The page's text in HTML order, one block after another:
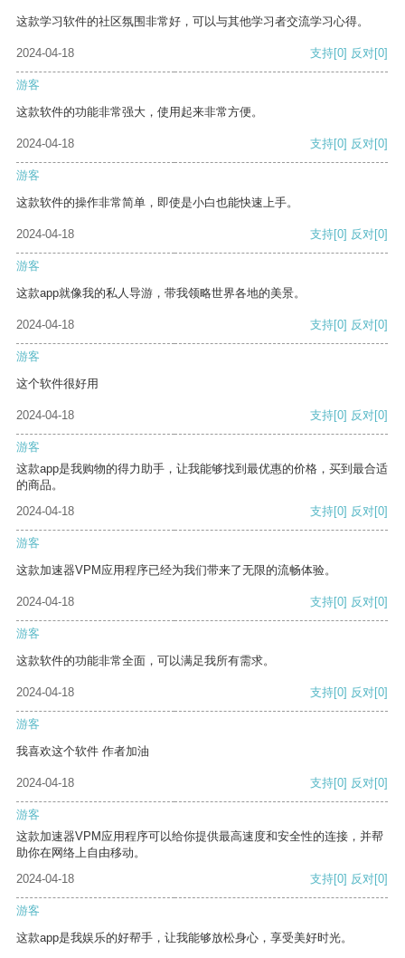
这款学习软件的社区氛围非常好，可以与其他学习者交流学习心得。
2024-04-18 支持[0] 反对[0]
游客
这款软件的功能非常强大，使用起来非常方便。
2024-04-18 支持[0] 反对[0]
游客
这款软件的操作非常简单，即使是小白也能快速上手。
2024-04-18 支持[0] 反对[0]
游客
这款app就像我的私人导游，带我领略世界各地的美景。
2024-04-18 支持[0] 反对[0]
游客
这个软件很好用
2024-04-18 支持[0] 反对[0]
游客
这款app是我购物的得力助手，让我能够找到最优惠的价格，买到最合适
的商品。
2024-04-18
支持[0] 反对[0]
游客
这款加速器VPM应用程序已经为我们带来了无限的流畅体验。
2024-04-18 支持[0] 反对[0]
游客
这款软件的功能非常全面，可以满足我所有需求。
2024-04-18 支持[0] 反对[0]
游客
我喜欢这个软件 作者加油
2024-04-18 支持[0] 反对[0]
游客
这款加速器VPM应用程序可以给你提供最高速度和安全性的连接，并帮
助你在网络上自由移动。
2024-04-18
支持[0] 反对[0]
游客
这款app是我娱乐的好帮手，让我能够放松身心，享受美好时光。